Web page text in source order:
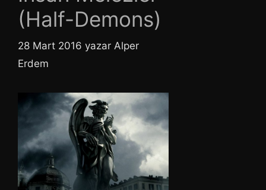
(Half-Demons)
28 Mart 2016 yazar Alper
Erdem